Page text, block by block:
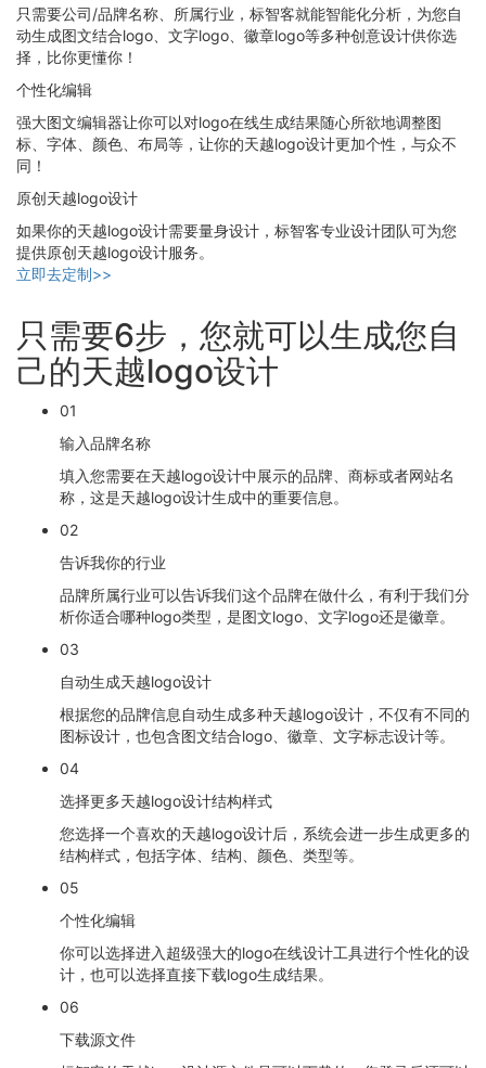
只需要公司/品牌名称、所属行业，标智客就能智能化分析，为您自
动生成图文结合logo、文字logo、徽章logo等多种创意设计供你选
择，比你更懂你！
个性化编辑
强大图文编辑器让你可以对logo在线生成结果随心所欲地调整图
标、字体、颜色、布局等，让你的天越logo设计更加个性，与众不
同！
原创天越logo设计
如果你的天越logo设计需要量身设计，标智客专业设计团队可为您
提供原创天越logo设计服务。
立即去定制>>
只需要6步，您就可以生成您自
己的天越logo设计
01
输入品牌名称
填入您需要在天越logo设计中展示的品牌、商标或者网站名
称，这是天越logo设计生成中的重要信息。
02
告诉我你的行业
品牌所属行业可以告诉我们这个品牌在做什么，有利于我们分
析你适合哪种logo类型，是图文logo、文字logo还是徽章。
03
自动生成天越logo设计
根据您的品牌信息自动生成多种天越logo设计，不仅有不同的
图标设计，也包含图文结合logo、徽章、文字标志设计等。
04
选择更多天越logo设计结构样式
您选择一个喜欢的天越logo设计后，系统会进一步生成更多的
结构样式，包括字体、结构、颜色、类型等。
05
个性化编辑
你可以选择进入超级强大的logo在线设计工具进行个性化的设
计，也可以选择直接下载logo生成结果。
06
下载源文件